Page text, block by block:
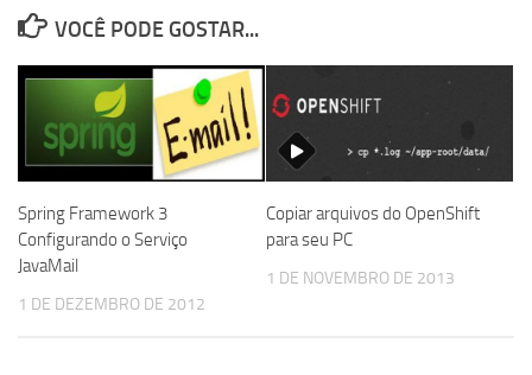
VOCÊ PODE GOSTAR...
Spring Framework 3
Configurando o Serviço
JavaMail
1 DE DEZEMBRO DE 2012
Copiar arquivos do OpenShift
para seu PC
1 DE NOVEMBRO DE 2013